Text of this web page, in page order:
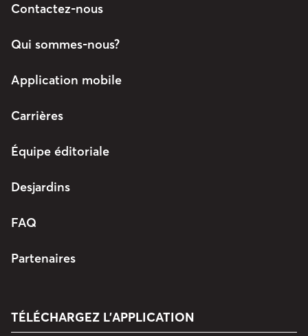
Contactez-nous
Qui sommes-nous?
Application mobile
Carrières
Équipe éditoriale
Desjardins
FAQ
Partenaires
TÉLÉCHARGEZ L’APPLICATION